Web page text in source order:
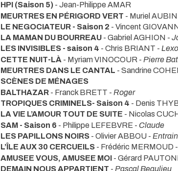
HPI (Saison 5) - Jean-Philippe AMAR
MEURTRES EN PÉRIGORD VERT - Muriel
LE NEGOCIATEUR - Saison 2 - Vincent
LA MAMAN DU BOURREAU - Gabriel AGHION -
LES INVISIBLES - saison 4 - Chris BRIANT -
CETTE NUIT-LÀ - Myriam VINOCOUR - Pierre
MEURTRES DANS LE CANTAL - Sandrine
SCÈNES DE MÉNAGES
BALTHAZAR - Franck BRETT - Roger
TROPIQUES CRIMINELS- Saison 4 - Denis
LA VIE L’AMOUR TOUT DE SUITE - Nicolas
SAM - Saison 6 - Philippe LEFEBVRE - Claude
LES PAPILLONS NOIRS - Olivier ABBOU -
L’ÎLE AUX 30 CERCUEILS - Frédéric MERMOUD -
AMUSEE VOUS, AMUSEE MOI - Gérard
DEMAIN NOUS APPARTIENT - Pascal Beaulieu